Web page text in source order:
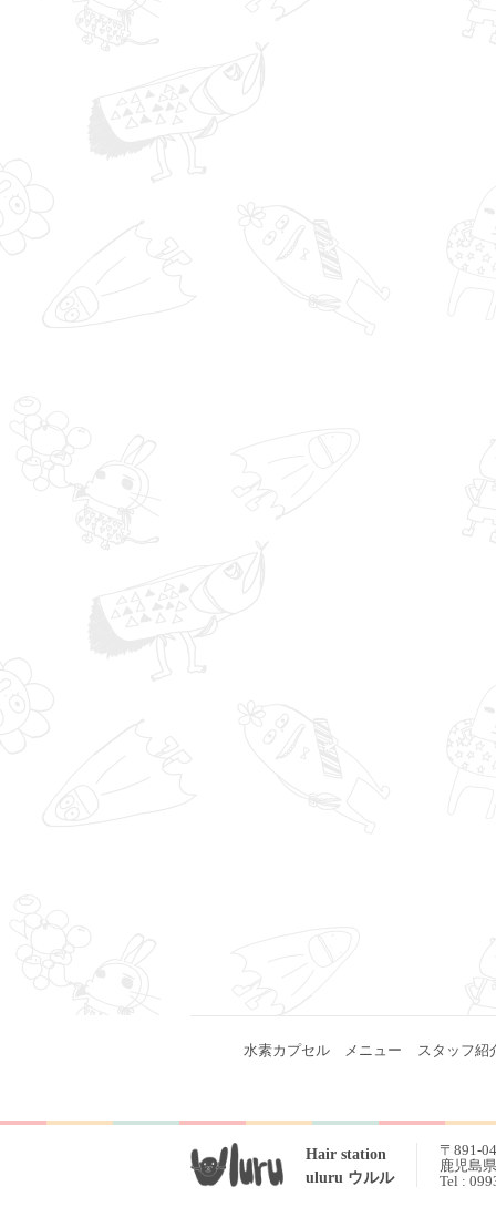
水素カプセル メニュー スタッフ紹
Hair station
uluru ウルル
〒891-
鹿児島
Tel :